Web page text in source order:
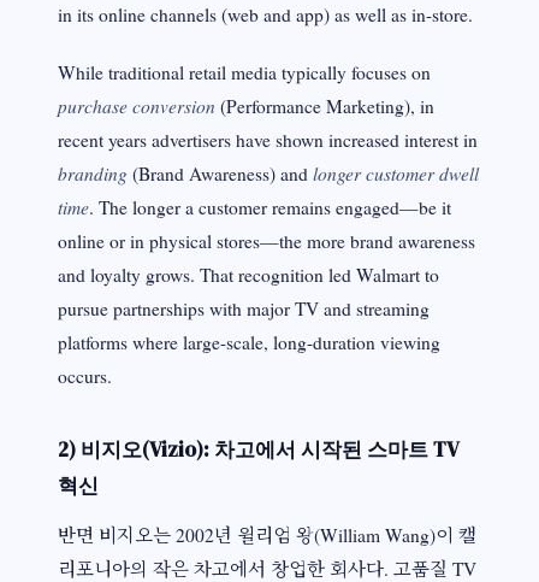
in its online channels (web and app) as well as in-store.
While traditional retail media typically focuses on
purchase conversion (Performance Marketing), in
recent years advertisers have shown increased interest in
branding (Brand Awareness) and longer customer dwell
time. The longer a customer remains engaged—be it
online or in physical stores—the more brand awareness
and loyalty grows. That recognition led Walmart to
pursue partnerships with major TV and streaming
platforms where large-scale, long-duration viewing
occurs.
2) 비지오(Vizio): 차고에서 시작된 스마트 TV
혁신
반면 비지오는 2002년 윌리엄 왕(William Wang)이 캘
리포니아의 작은 차고에서 창업한 회사다. 고품질 TV